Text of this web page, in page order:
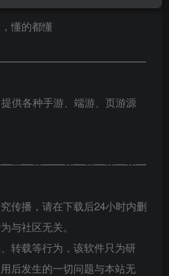
懂的都懂
供各种手游、端游、页游源
传播，请在下载后24小时内删
与社区无关。
转载等行为，该软件只为研
后发生的一切问题与本站无